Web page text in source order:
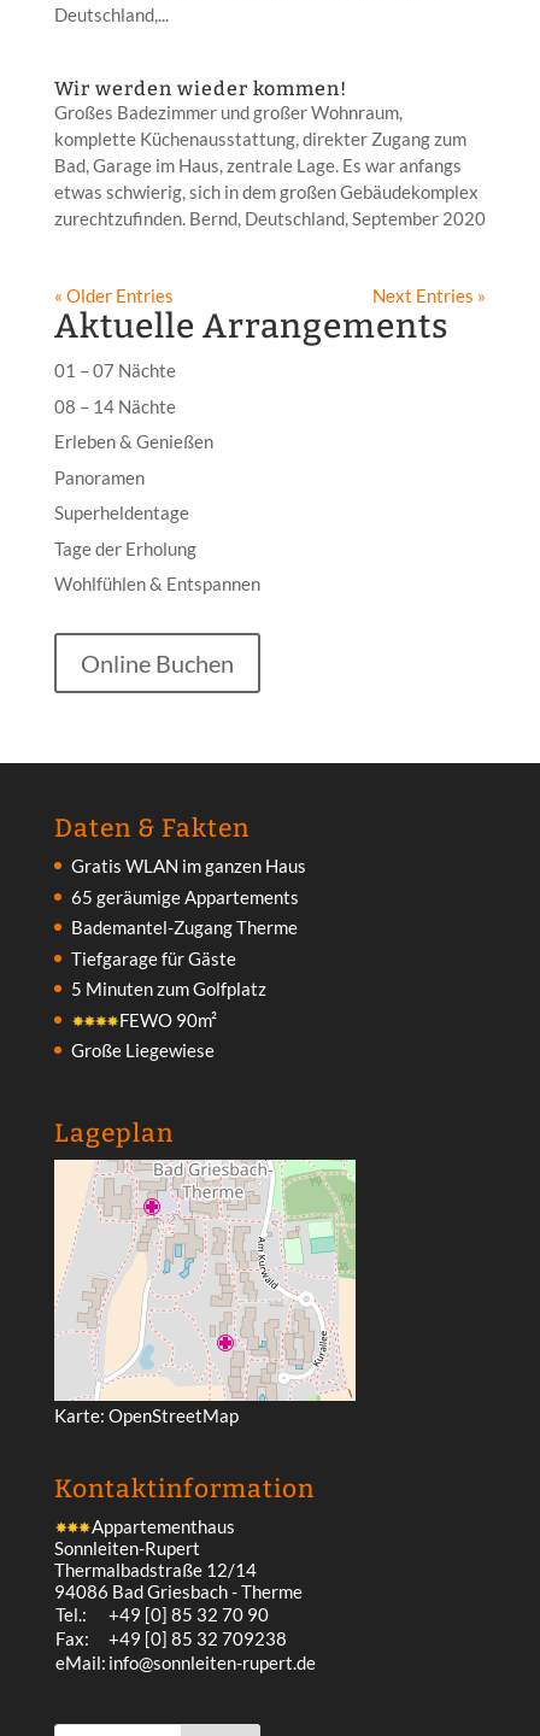
Deutschland,...
Wir werden wieder kommen!
Großes Badezimmer und großer Wohnraum,
komplette Küchenausstattung, direkter Zugang zum
Bad, Garage im Haus, zentrale Lage. Es war anfangs
etwas schwierig, sich in dem großen Gebäudekomplex
zurechtzufinden. Bernd, Deutschland, September 2020
« Older Entries Next Entries »
Aktuelle Arrangements
01 – 07 Nächte
08 – 14 Nächte
Erleben & Genießen
Panoramen
Superheldentage
Tage der Erholung
Wohlfühlen & Entspannen
Online Buchen
Daten & Fakten
Gratis WLAN im ganzen Haus
65 geräumige Appartements
Bademantel-Zugang Therme
Tiefgarage für Gäste
5 Minuten zum Golfplatz
FEWO 90m²
Große Liegewiese
Lageplan
Karte: OpenStreetMap
Kontakt­information
Appartementhaus
Sonnleiten-Rupert
Thermalbadstraße 12/14
94086 Bad Griesbach - Therme
Tel.:
+49 [0] 85 32 70 90
Fax:
+49 [0] 85 32 709238
eMail: info@sonnleiten-rupert.de